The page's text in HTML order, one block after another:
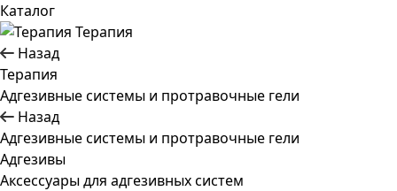
Каталог
Терапия
Назад
Терапия
Адгезивные системы и протравочные гели
Назад
Адгезивные системы и протравочные гели
Адгезивы
Аксессуары для адгезивных систем